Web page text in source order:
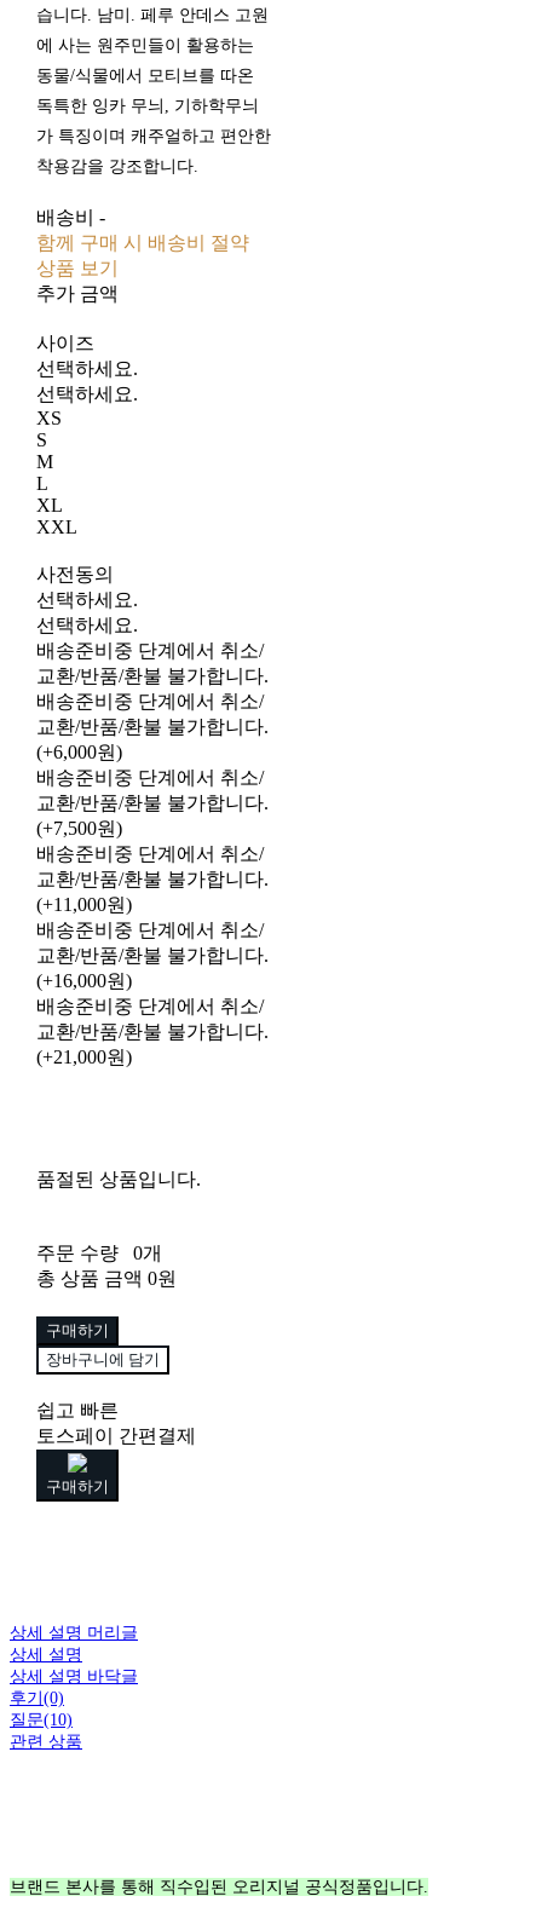
습니다. 남미. 페루 안데스 고원
에 사는 원주민들이 활용하는
동물/식물에서 모티브를 따온
독특한 잉카 무늬, 기하학무늬
가 특징이며 캐주얼하고 편안한
착용감을 강조합니다.
배송비 -
함께 구매 시 배송비 절약
상품 보기
추가 금액
사이즈
선택하세요.
선택하세요.
XS
S
M
L
XL
XXL
사전동의
선택하세요.
선택하세요.
배송준비중 단계에서 취소/
교환/반품/환불 불가합니다.
배송준비중 단계에서 취소/
교환/반품/환불 불가합니다.
(+6,000원)
배송준비중 단계에서 취소/
교환/반품/환불 불가합니다.
(+7,500원)
배송준비중 단계에서 취소/
교환/반품/환불 불가합니다.
(+11,000원)
배송준비중 단계에서 취소/
교환/반품/환불 불가합니다.
(+16,000원)
배송준비중 단계에서 취소/
교환/반품/환불 불가합니다.
(+21,000원)
품절된 상품입니다.
주문 수량
0개
총 상품 금액 0원
구매하기
장바구니에 담기
쉽고 빠른
토스페이 간편결제
구매하기
상세 설명 머리글
상세 설명
상세 설명 바닥글
후기(0)
질문(10)
관련 상품
브랜드 본사를 통해 직수입된 오리지널 공식정품입니다.